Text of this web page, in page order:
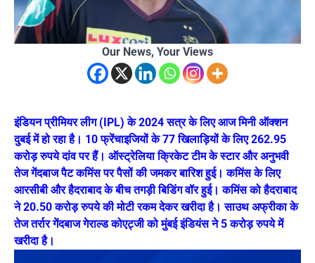
Our News, Your Views
इंडियन प्रीमियर लीग (IPL) के 2024 सत्र के लिए आज मिनी ऑक्शन
दुबई में हो रहा है। 10 फ्रेंचाइजियों के 77 खिलाड़ियों के लिए 262.95
करोड़ रुपये दांव पर हैं। ऑस्ट्रेलिया क्रिकेट टीम के स्टार और अनुभवी
तेज गेंदबाज पैट कमिंस पर पैसों की जमकर बारिश हुई। कमिंस के लिए
आरसीबी और हैदराबाद के बीच तगड़ी बिडिंग वॉर हुई। कमिंस को हैदराबाद
ने 20.50 करोड़ रुपये की मोटी रकम देकर खरीदा है। साउथ अफ्रीका के
तेज तर्रार गेंदबाज गेराल्ड कोएट्जी को मुंबई इंडियंस ने 5 करोड़ रुपये में
खरीदा है।